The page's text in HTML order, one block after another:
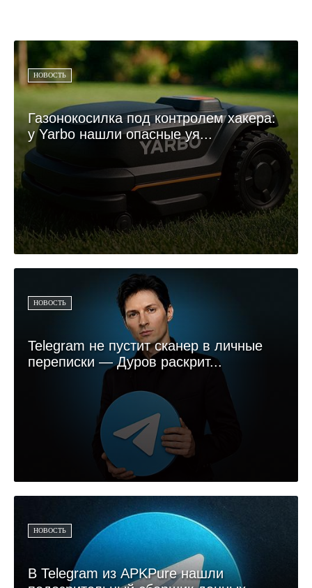
НОВОСТЬ
Газонокосилка под контролем хакера:
у Yarbo нашли опасные уя...
НОВОСТЬ
Telegram не пустит сканер в личные
переписки — Дуров раскрит...
НОВОСТЬ
В Telegram из APKPure нашли